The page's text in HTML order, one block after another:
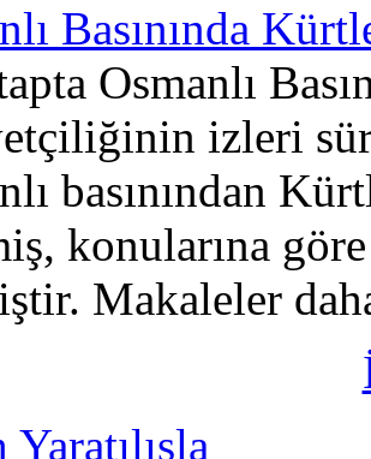
Basınında
Osmanlı
izleri
basınından
konularına
Makaleler